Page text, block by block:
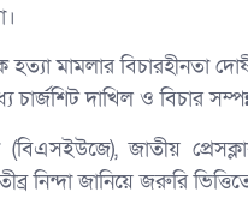
হত্যা মামলার
দাখিল ও বিচার
জাতীয়
জানিয়ে জরুরি